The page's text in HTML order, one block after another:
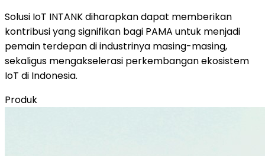
Solusi IoT INTANK diharapkan dapat memberikan
kontribusi yang signifikan bagi PAMA untuk menjadi
pemain terdepan di industrinya masing-masing,
sekaligus mengakselerasi perkembangan ekosistem
IoT di Indonesia.
Produk